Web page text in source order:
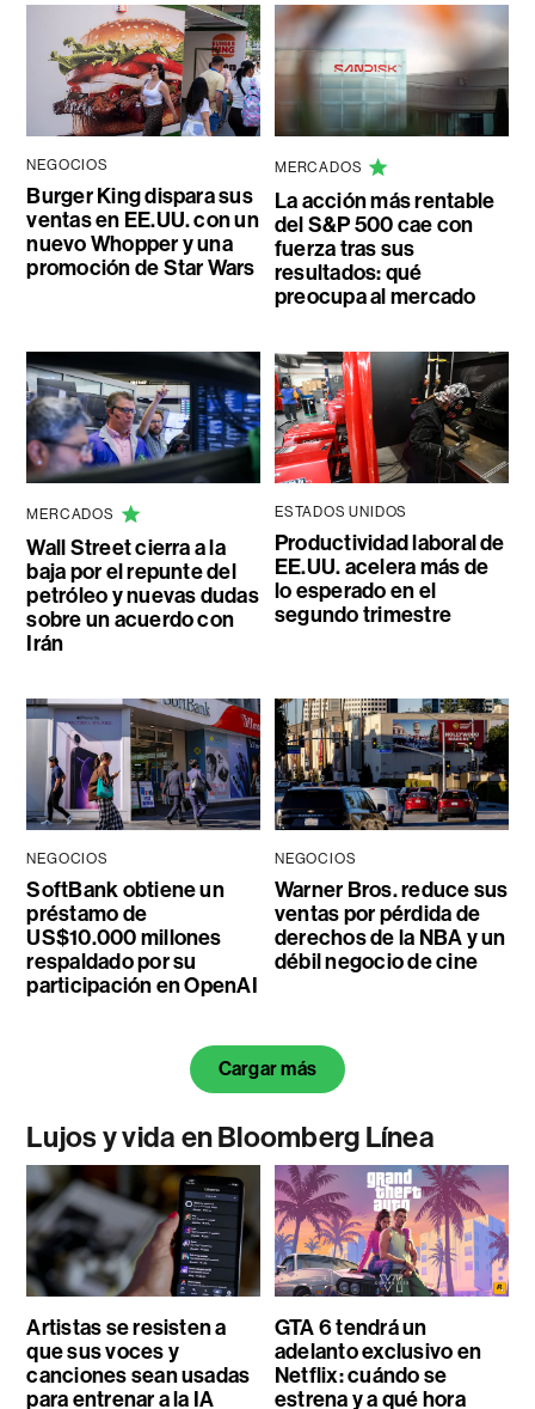
NEGOCIOS
Burger King dispara sus
ventas en EE.UU. con un
nuevo Whopper y una
promoción de Star Wars
MERCADOS
La acción más rentable
del S&P 500 cae con
fuerza tras sus
resultados: qué
preocupa al mercado
MERCADOS
Wall Street cierra a la
baja por el repunte del
petróleo y nuevas dudas
sobre un acuerdo con
Irán
ESTADOS UNIDOS
Productividad laboral de
EE.UU. acelera más de
lo esperado en el
segundo trimestre
NEGOCIOS
SoftBank obtiene un
préstamo de
US$10.000 millones
respaldado por su
participación en OpenAI
NEGOCIOS
Warner Bros. reduce sus
ventas por pérdida de
derechos de la NBA y un
débil negocio de cine
Cargar más
Lujos y vida en Bloomberg Línea
Artistas se resisten a
que sus voces y
canciones sean usadas
para entrenar a la IA
GTA 6 tendrá un
adelanto exclusivo en
Netflix: cuándo se
estrena y a qué hora